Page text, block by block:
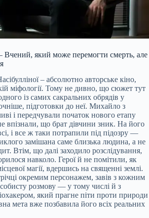
який може перемогти смерть, але
– абсолютно авторське кіно,
міфології. Тому не дивно, що сюжет тут
із самих сакральних обрядів у
підготовки до неї. Михайло з
і передчували початок нового етапу
впізнали, що брат дівчини зник. На його
і все ж таки потрапили під підозру —
замішана саме близька людина, а не
Втім, що далі заходило розслідування,
навколо. Герої й не помітили, як
магії, вдершись на священні землі.
окремим персонажем, завів з кожним
розмову — у тому числі й з
який прагне піти проти природи
мета вже позбавила його всіх реальних